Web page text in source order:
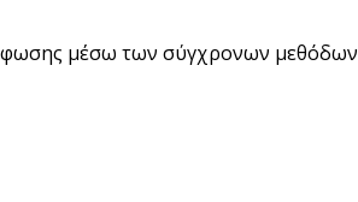
μέσω των σύγχρονων μεθόδων